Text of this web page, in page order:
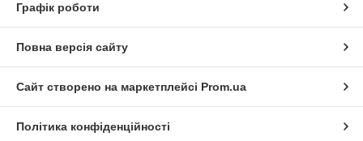
Графік роботи
Повна версія сайту
Сайт створено на маркетплейсі Prom.ua
Політика конфіденційності